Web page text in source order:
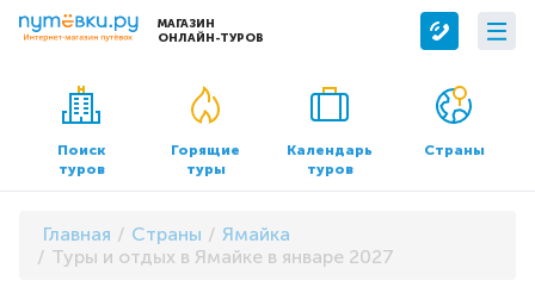
МАГАЗИН
ОНЛАЙН-ТУРОВ
Сервисы
Бронирование отелей
Трансфер
О компании
О нас
Контакты
Документы и реквизиты
Поиск
туров
Горящие
туры
Календарь
туров
Страны
Главная Страны
Ямайка
Туры и отдых в Ямайке в январе 2027